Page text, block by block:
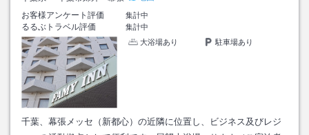
お客様アンケート評価
集計中
るるぶトラベル評価
集計中
大浴場あり
駐車場あり
千葉、幕張メッセ（新都心）の近隣に位置し、ビジネス及びレジ